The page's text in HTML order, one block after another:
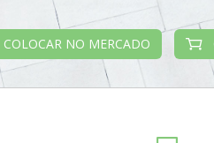
COLOCAR NO MERCADO